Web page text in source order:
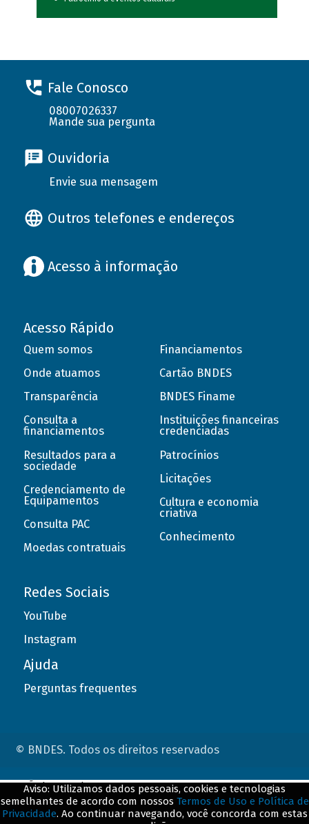
Fale Conosco
08007026337
Mande sua pergunta
Ouvidoria
Envie sua mensagem
Outros telefones e endereços
Acesso à informação
Acesso Rápido
Quem somos
Onde atuamos
Transparência
Consulta a
financiamentos
Resultados para a
sociedade
Credenciamento de
Equipamentos
Consulta PAC
Moedas contratuais
Financiamentos
Cartão BNDES
BNDES Finame
Instituições financeiras
credenciadas
Patrocínios
Licitações
Cultura e economia
criativa
Conhecimento
Redes Sociais
YouTube
Instagram
Ajuda
Perguntas frequentes
© BNDES. Todos os direitos reservados
Aviso: Utilizamos dados pessoais, cookies e tecnologias
semelhantes de acordo com nossos Termos de Uso e Política de
Privacidade. Ao continuar navegando, você concorda com estas
ConteÃºdo complementar
${title}${badge}